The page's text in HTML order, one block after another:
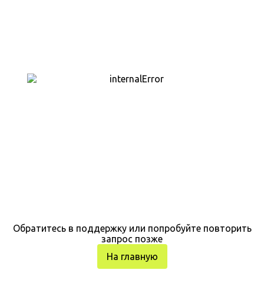
Обратитесь в поддержку или попробуйте повторить
запрос позже
На главную